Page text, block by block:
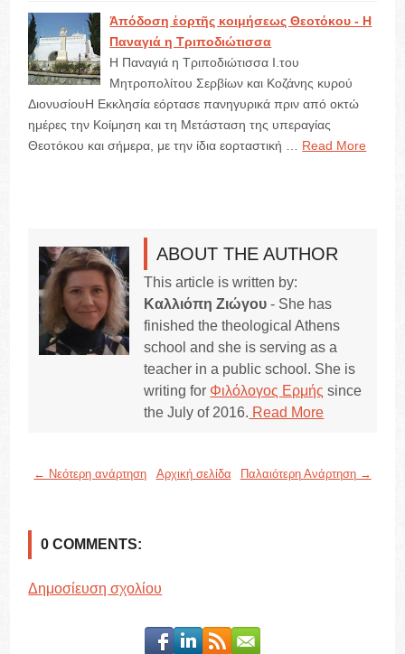
Ἀπόδοση ἑορτῆς κοιμήσεως Θεοτόκου - Η
Παναγιά η Τριποδιώτισσα
Η Παναγιά η Τριποδιώτισσα I.του
Μητροπολίτου Σερβίων και Κοζάνης κυρού
ΔιονυσίουΗ Εκκλησία εόρτασε πανηγυρικά πριν από οκτώ
ημέρες την Κοίμηση και τη Μετάσταση της υπεραγίας
Θεοτόκου και σήμερα, με την ίδια εορταστική …
Read More
ABOUT THE AUTHOR
This article is written by:
Καλλιόπη Ζιώγου - She has
finished the theological Athens
school and she is serving as a
teacher in a public school. She is
writing for Φιλόλογος Ερμής since
the July of 2016. Read More
← Νεότερη ανάρτηση Παλαιότερη Ανάρτηση →
Αρχική σελίδα
0 COMMENTS:
Δημοσίευση σχολίου